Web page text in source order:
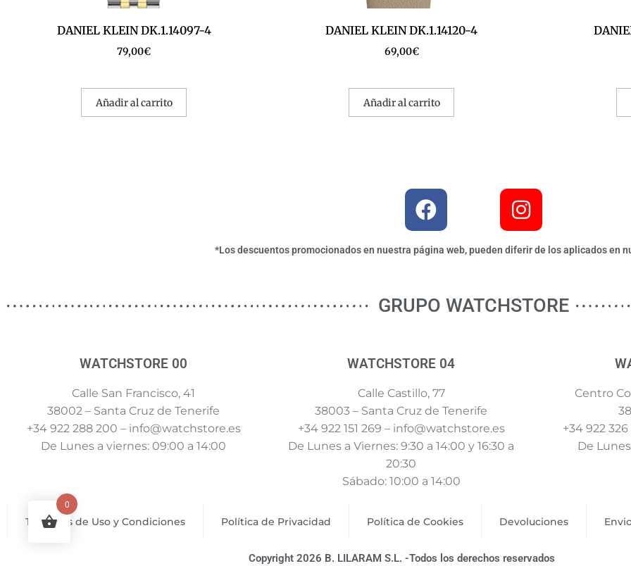
DANIEL KLEIN DK.1.14097-4
79,00€
Añadir al carrito
DANIEL KLEIN DK.1.14120-4
69,00€
Añadir al carrito
*Los descuentos promocionados en nuestra página web, pueden diferir de los aplicados en
GRUPO WATCHSTORE
WATCHSTORE 00
Calle San Francisco, 41
38002 – Santa Cruz de Tenerife
+34 922 288 200 – info@watchstore.es
De Lunes a viernes: 09:00 a 14:00
WATCHSTORE 04
Calle Castillo, 77
38003 – Santa Cruz de Tenerife
+34 922 151 269 – info@watchstore.es
De Lunes a Viernes: 9:30 a 14:00 y 16:30 a
20:30
Sábado: 10:00 a 14:00
Centro
+34 922
De
Términos de Uso y Condiciones Política de Privacidad Política de Cookies Devoluciones
Copyright 2026 B. LILARAM S.L. -Todos los derechos reservados
0